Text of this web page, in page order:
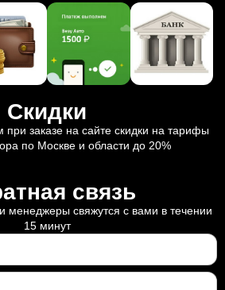
Скидки
заказе на сайте скидки на тарифы
по Москве и области до 20%
связь
менеджеры свяжутся с вами в течении
15 минут